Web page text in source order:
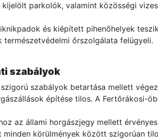
parkolók, valamint közösségi
és kiépített pihenőhelyek
természetvédelmi őrszolgálata felügyeli.
szabályok
szabályok betartása mellett
építése tilos. A Fertőrákosi-
az állami horgászjegy mellett
minden körülmények között szigorúan